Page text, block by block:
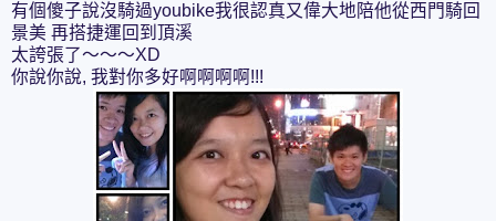
有個傻子說沒騎過youbike我很認真又偉大地陪他從西門騎回
景美 再搭捷運回到頂溪
太誇張了～～～XD
你說你說, 我對你多好啊啊啊啊!!!